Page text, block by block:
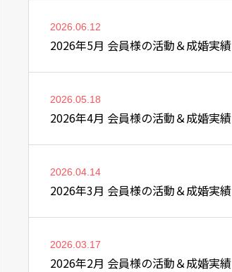
2026.06.12
2026年5月 会員様の活動＆成婚実績
2026.05.18
2026年4月 会員様の活動＆成婚実績
2026.04.14
2026年3月 会員様の活動＆成婚実績
2026.03.17
2026年2月 会員様の活動＆成婚実績